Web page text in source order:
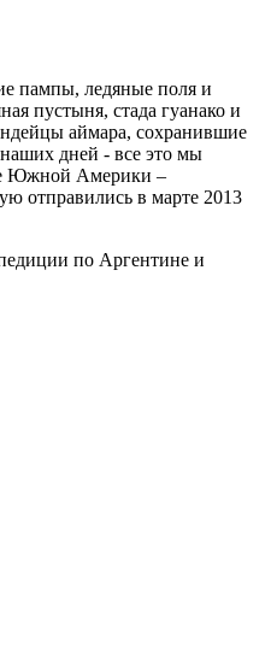
пампы, ледяные поля и
пустыня, стада гуанако и
аймара, сохранившие
дней - все это мы
Южной Америки –
отправились в марте 2013
по Аргентине и